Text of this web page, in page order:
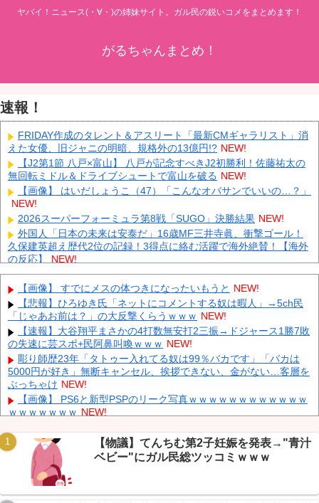
ヤバイ！ニュース(・∀・)の姉妹サイト。ガル民の鋭いコメをまとめます！
がるちゃんまとめ！
速報！
FRIDAY作成のタレント＆アスリート「最新CMギャラリスト」消
えた女優、旧ジャニの明暗、規格外の13億円!? NEW!
【J2第1節 八戸×富山】 八戸が記念すべきJ2初勝利！佐藤祐太の
無回転ミドル＆ドライブシュートで富山を破る NEW!
【画像】 はいだしょうこ（47）「こんなオバサンでいいの…？」
NEW!
2026スーパーフォーミュラ第8戦「SUGO」決勝結果 NEW!
外国人「日本の未来は安泰だ」16歳MF三井寺眞、衝撃ゴール！
久保建英超え歴代2位の記録！3得点に絡む活躍で海外絶賛！【海外
の反応】
NEW!
中国「大豪雨！」三峡ダム「基礎部分破損」中国「全力放流！」
台風13号「中国上陸予測」台風15号「中国接近（画像」中国「台風
同時上陸！（穀物生産が壊滅危機」→ NEW!
大学生ワイ、株で大儲けしてしまうｗｗｗｗｗｗｗｗｗｗ
【悲報】 メディアが使う主語デカ言葉の正体、ガチでこれだった
ｗｗｗｗ NEW!
【韓国株】 7月のKOSPI 28.9％下落…通貨危機を超える過去最大
の下げ幅 NEW!
【ニュース】 中国政府「台風１３号に三峡ダムが耐えられない！
全開放流しろ！」⇒ 下流域の街が壊滅状態ｗｗｗｗｗ NEW!
Powered by livedoor 相互RSS
【画像】 すでにメスの体つきになったいもうと NEW!
【悲報】ひろゆき氏「ネットにコメントする奴は暇人」→5ch民
「じゃあお前は？」の大反撃くらうｗｗｗ NEW!
【速報】大谷翔平まさかの4打数無安打2三振→ドジャース1勝7敗
の失速に芸スポ+民阿鼻叫喚ｗｗｗ NEW!
彫り師歴23年「タトゥー入れてる奴は99％バカです」「バカは
5000円が好き」無断キャンセル、挨拶できない、金がない…客層を
ぶっちゃけ NEW!
【画像】 PS6と新型PSPのリーク写真ｗｗｗｗｗｗｗｗｗｗｗｗ
ｗｗｗｗｗｗｗ NEW!
てしまうｗｗｗｗ
NEW!
【続報】ちいかわ映画、興行収入60億円に到達→VIP民「グッズ
だけで何百年遊べる」ｗｗｗ
【驚愕】電気代55000円の請求に絶句→VIP民の原因究明がガチす
ぎたｗｗｗ NEW!
【物議】てんちむ第2子妊娠を発表→"青汁
ベビー"にガル民総ツッコミｗｗｗ